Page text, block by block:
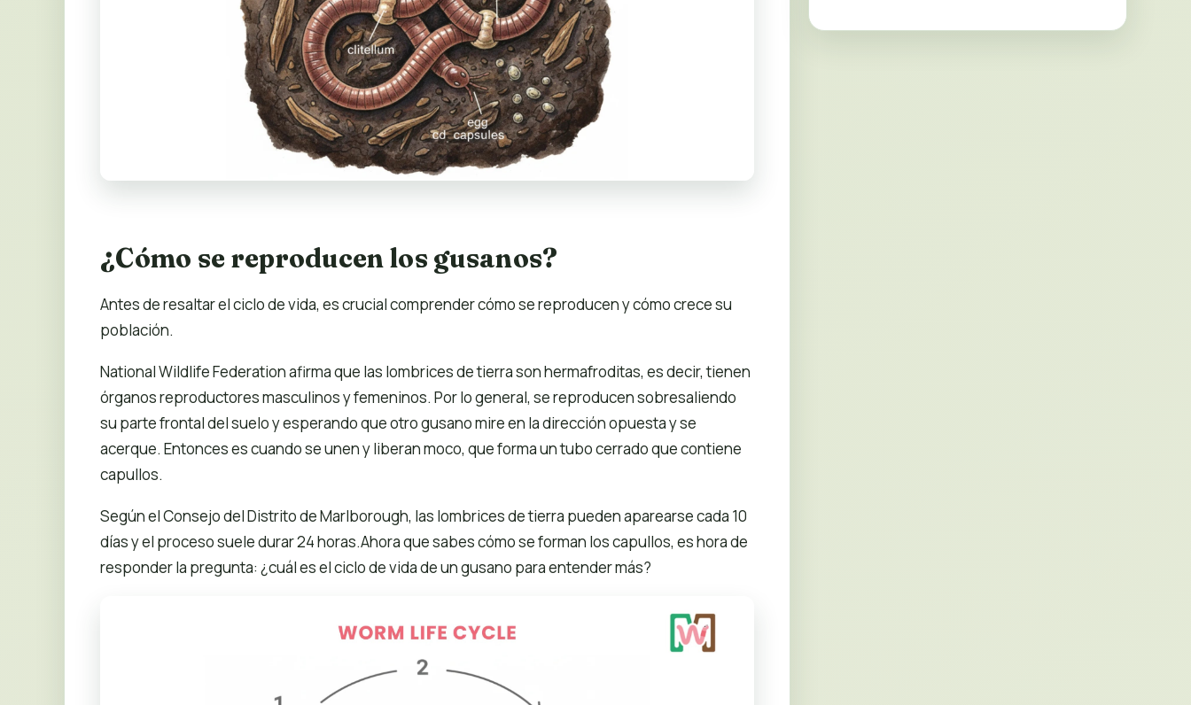
¿Cómo se reproducen los gusanos?
Antes de resaltar el ciclo de vida, es crucial comprender cómo se reproducen y cómo crece su
población.
National Wildlife Federation afirma que las lombrices de tierra son hermafroditas, es decir, tienen
órganos reproductores masculinos y femeninos. Por lo general, se reproducen sobresaliendo
su parte frontal del suelo y esperando que otro gusano mire en la dirección opuesta y se
acerque. Entonces es cuando se unen y liberan moco, que forma un tubo cerrado que contiene
capullos.
Según el Consejo del Distrito de Marlborough, las lombrices de tierra pueden aparearse cada 10
días y el proceso suele durar 24 horas.Ahora que sabes cómo se forman los capullos, es hora de
responder la pregunta: ¿cuál es el ciclo de vida de un gusano para entender más?